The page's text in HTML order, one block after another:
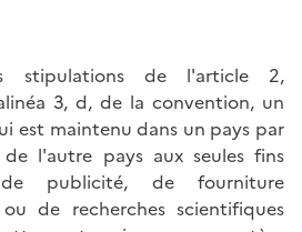
stipulations de l'article 2,
3, d, de la convention, un
est maintenu dans un pays par
l'autre pays aux seules fins
de publicité, de fourniture
de recherches scientifiques